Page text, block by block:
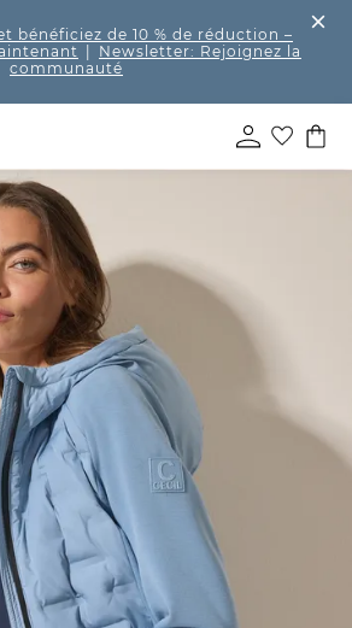
bénéficiez de 10 % de réduction –
Newsletter: Rejoignez la
communauté